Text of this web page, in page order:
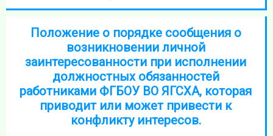
Положение о порядке сообщения о
возникновении личной
заинтересованности при исполнении
должностных обязанностей
работниками ФГБОУ ВО ЯГСХА, которая
приводит или может привести к
конфликту интересов.